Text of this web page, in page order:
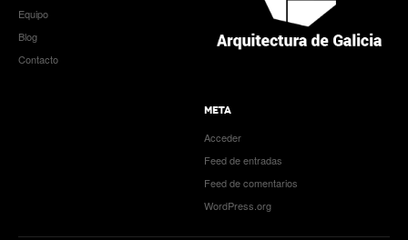
Equipo
Blog
Contacto
META
Acceder
Feed de entradas
Feed de comentarios
WordPress.org